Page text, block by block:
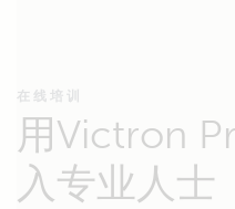
在线培训
用Victron
入专业人士